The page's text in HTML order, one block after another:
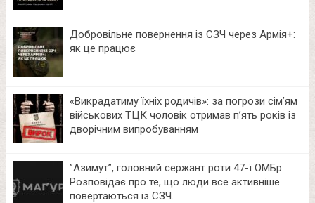
Добровільне повернення із СЗЧ через Армія+:
як це працює
«Викрадатиму їхніх родичів»: за погрози сім’ям
військових ТЦК чоловік отримав п’ять років із
дворічним випробуванням
⁨”Азимут”, головний сержант роти 47-ї ОМБр.
Розповідає про те, що люди все активніше
повертаються із СЗЧ.